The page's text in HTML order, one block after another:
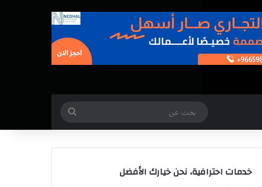
عن
خدمات احترافية، نحن خيارك الأفضل